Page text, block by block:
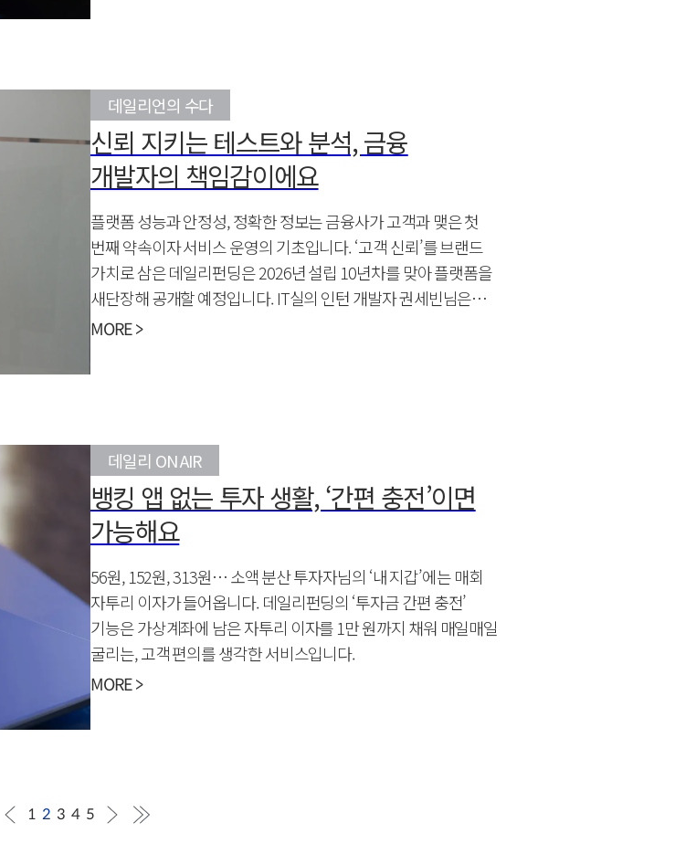
데일리언의 수다
신뢰 지키는 테스트와 분석, 금융
개발자의 책임감이에요
플랫폼 성능과 안정성, 정확한 정보는 금융사가 고객과 맺은 첫
번째 약속이자 서비스 운영의 기초입니다. ‘고객 신뢰’를 브랜드
가치로 삼은 데일리펀딩은 2026년 설립 10년차를 맞아 플랫폼을
새단장해 공개할 예정입니다. IT실의 인턴 개발자 권세빈님은
플랫폼 마이그레
MORE >
데일리 ON AIR
뱅킹 앱 없는 투자 생활, ‘간편 충전’이면
가능해요
56원, 152원, 313원… 소액 분산 투자자님의 ‘내 지갑’에는 매회
자투리 이자가 들어옵니다. 데일리펀딩의 ‘투자금 간편 충전’
기능은 가상계좌에 남은 자투리 이자를 1만 원까지 채워 매일매일
굴리는, 고객 편의를 생각한 서비스입니다.
MORE >
1 2 3 4 5